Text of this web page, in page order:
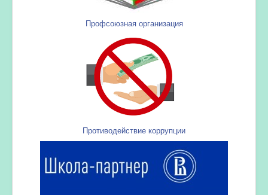
Профсоюзная организация
Противодействие коррупции